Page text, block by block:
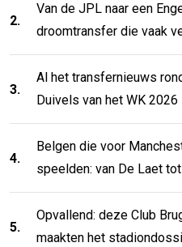
2.
Van de JPL naar een
droomtransfer die vaak
3.
Al het transfernieuws
Duivels van het WK 2026
4.
Belgen die voor
speelden: van De Laet
5.
Opvallend: deze Club
maakten het